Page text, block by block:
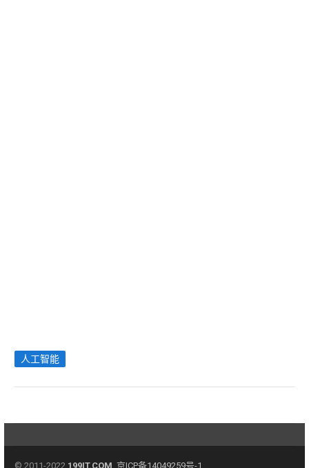
人工智能
© 2011-2022 199IT.COM 京ICP备14049259号-1